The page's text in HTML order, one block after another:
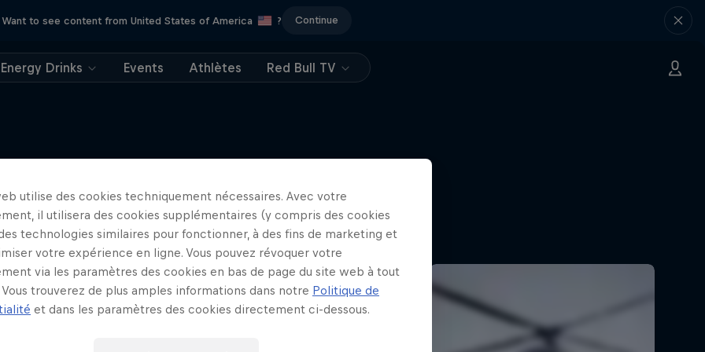
Want to see content from United States of America ? Continue
Energy Drinks Events Athlètes Red Bull TV
J'en veux encore !
of Roof Rush
urbain avec Hazal Nehir et
Lilou Ruel
PARKOUR
utilise des cookies techniquement nécessaires. Avec votre
il utilisera des cookies supplémentaires (y compris des cookies
technologies similaires pour fonctionner, à des fins de marketing et
votre expérience en ligne. Vous pouvez révoquer votre
via les paramètres des cookies en bas de page du site web à tout
trouverez de plus amples informations dans notre Politique de
et dans les paramètres des cookies directement ci-dessous.